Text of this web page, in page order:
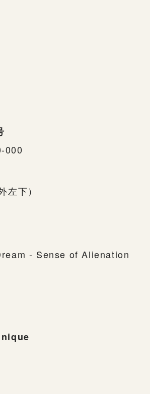
000
左下）
- Sense of Alienation